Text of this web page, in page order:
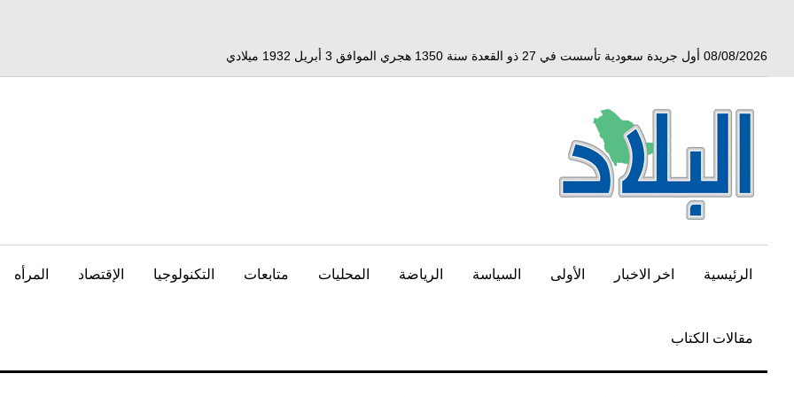
08/08/2026 أول جريدة سعودية تأسست في 27 ذو القعدة سنة 1350 هجري الموافق 3 أبريل 1932 ميلادي
الرئيسية اخر الاخبار الأولى السياسة الرياضة المحليات متابعات التكنولوجيا الإقتصاد المرأه
مقالات الكتاب